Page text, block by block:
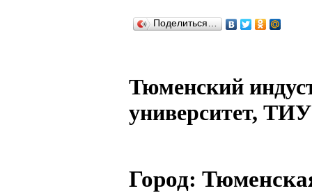
Поделиться…
Тюменский
университет, ТИУ
Город: